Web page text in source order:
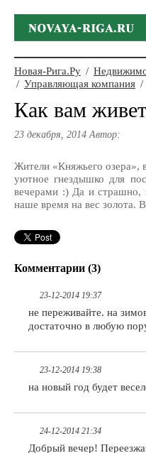
Новая-Рига.Ру /
/ Управляющая компания /
Как вам
23 декабря, 2014 Автор:
Жители «Княжьего озера»,
уютное гнездышко для
вечерами :) Да и страшно,
наше время на вес золота.
Комментарии (3)
23-12-2014 19:37
не переживайте. на
достаточно в любую
23-12-2014 19:38
на новый год будет
24-12-2014 21:34
Добрый вечер!